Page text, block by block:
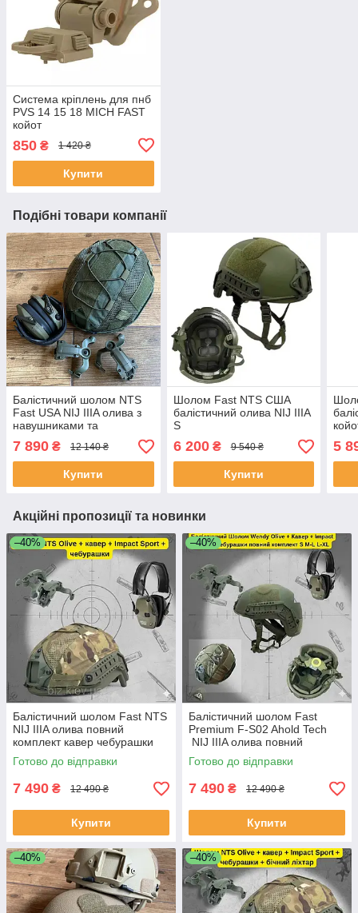
Система кріплень для пнб
PVS 14 15 18 MICH FAST
койот
850 ₴ 1 420 ₴
Купити
Подібні товари компанії
Балістичний шолом NTS
Fast USA NIJ IIIA олива з
навушниками та
чебурашка
7 890 ₴ 12 140 ₴
Купити
Шолом Fast NTS США
балістичний олива NIJ IIIA
S
6 200₴ 9 540 ₴
Купити
5
Акційні пропозиції та новинки
–40%
Балістичний шолом Fast NTS
NIJ IIIA олива повний
комплект кавер чебурашки
навушники Impact Sport S M-
L L-XL
Готово до відправки
7 490 ₴ 12 490 ₴
Купити
–40%
Балістичний шолом Fast
Premium F-S02 Ahold Teсh
NIJ IIIA олива повний
комплект Навушники Impact
Sport S M-L L-XL
Готово до відправки
7 490 ₴ 12 490 ₴
Купити
–40% –40%